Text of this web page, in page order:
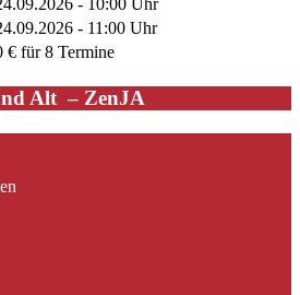
- 10:00 Uhr
- 11:00 Uhr
€ für 8 Termine
Alt – ZenJA